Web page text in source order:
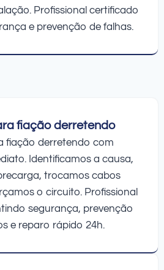
Profissional certificado
e prevenção de falhas.
fiação derretendo
fiação derretendo com
Identificamos a causa,
trocamos cabos
o circuito. Profissional
segurança, prevenção
e reparo rápido 24h.